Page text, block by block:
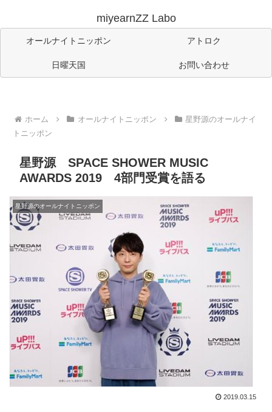
miyearnZZ Labo
オールナイトニッポン アトロク
日曜天国 お問い合わせ
ホーム オールナイトニッポン
星野源のオールナイ
トニッポン
星野源 SPACE SHOWER MUSIC
AWARDS 2019 4部門受賞を語る
星野源のオールナイトニッポン
2019.03.15